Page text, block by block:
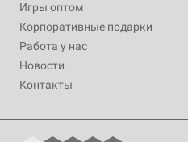
Игры оптом
Корпоративные подарки
Работа у нас
Новости
Контакты